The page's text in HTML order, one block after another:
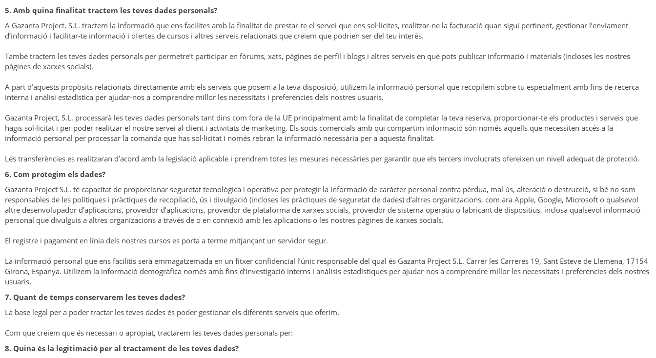
5. Amb quina finalitat tractem les teves dades personals?
A Gazanta Project, S.L. tractem la informació que ens facilites amb la finalitat de prestar-te el servei que ens sol·licites, realitzar-ne la facturació quan sigui pertinent, gestionar l’enviament
d’informació i facilitar-te informació i ofertes de cursos i altres serveis relacionats que creiem que podrien ser del teu interès.
També tractem les teves dades personals per permetre’t participar en fòrums, xats, pàgines de perfil i blogs i altres serveis en què pots publicar informació i materials (incloses les nostres
pàgines de xarxes socials).
A part d’aquests propòsits relacionats directamente amb els serveis que posem a la teva disposició, utilizem la informació personal que recopilem sobre tu especialment amb fins de recerca
interna i anàlisi estadística per ajudar-nos a comprendre millor les necessitats i preferències dels nostres usuaris.
Gazanta Project, S.L. processarà les teves dades personals tant dins com fora de la UE principalment amb la finalitat de completar la teva reserva, proporcionar-te els productes i serveis que
hagis sol·licitat i per poder realitzar el nostre servei al client i activitats de marketing. Els socis comercials amb qui compartim informació són només aquells que necessiten accés a la
informació personal per processar la comanda que has sol·licitat i només rebran la informació necessària per a aquesta finalitat.
Les transferències es realitzaran d’acord amb la legislació aplicable i prendrem totes les mesures necessàries per garantir que els tercers involucrats ofereixen un nivell adequat de protecció.
6. Com protegim els dades?
Gazanta Project S.L. té capacitat de proporcionar seguretat tecnològica i operativa per protegir la informació de caràcter personal contra pèrdua, mal ús, alteració o destrucció, si bé no som
responsables de les polítiques i pràctiques de recopilació, ús i divulgació (incloses les pràctiques de seguretat de dades) d’altres organitzacions, com ara Apple, Google, Microsoft o qualsevol
altre desenvolupador d’aplicacions, proveïdor d’aplicacions, proveïdor de plataforma de xarxes socials, proveïdor de sistema operatiu o fabricant de dispositius, inclosa qualsevol informació
personal que divulguis a altres organizacions a través de o en connexió amb les aplicacions o les nostres pàgines de xarxes socials.
El registre i pagament en línia dels nostres cursos es porta a terme mitjançant un servidor segur.
La informació personal que ens facilitis serà emmagatzemada en un fitxer confidencial l’únic responsable del qual és Gazanta Project S.L. Carrer les Carreres 19, Sant Esteve de Llemena, 17154
Girona, Espanya. Utilizem la informació demogràfica només amb fins d’investigació interns i anàlisis estadístiques per ajudar-nos a comprendre millor les necessitats i preferències dels nostres
usuaris.
7. Quant de temps conservarem les teves dades?
La base legal per a poder tractar les teves dades és poder gestionar els diferents serveis que oferim.
Com que creiem que és necessari o apropiat, tractarem les teves dades personals per:
8. Quina és la legitimació per al tractament de les teves dades?